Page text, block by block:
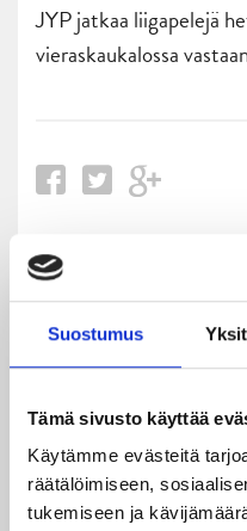
Suostumus
Tämä sivusto käyttää
Käytämme evästeitä
räätälöimiseen,
tukemiseen ja
JYP jatkaa liigapelejä
vieraskaukalossa
Uusimmat
06.08.2026
05.08.2026
JYPin kapteenisto Liiga-